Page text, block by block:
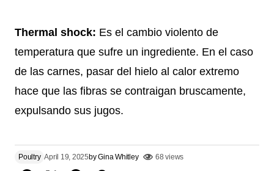
Thermal shock: Es el cambio violento de
temperatura que sufre un ingrediente. En el caso
de las carnes, pasar del hielo al calor extremo
hace que las fibras se contraigan bruscamente,
expulsando sus jugos.
Poultry April 19, 2025byGina Whitley 68 views